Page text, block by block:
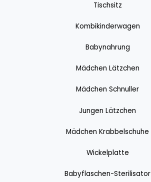
Tischsitz
Kombikinderwagen
Babynahrung
Mädchen Lätzchen
Mädchen Schnuller
Jungen Lätzchen
Mädchen Krabbelschuhe
Wickelplatte
Babyflaschen-Sterilisator